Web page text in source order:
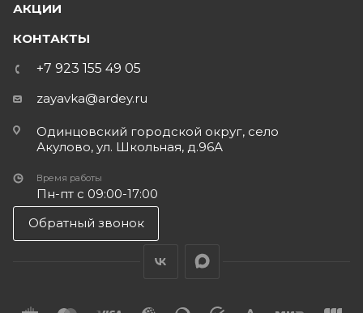
АКЦИИ
КОНТАКТЫ
+7 923 155 49 05
zayavka@ardey.ru
Одинцовский городской округ, село
Акулово, ул. Школьная, д.96А
Время работы
Пн-пт с 09:00-17:00
Обратный звонок